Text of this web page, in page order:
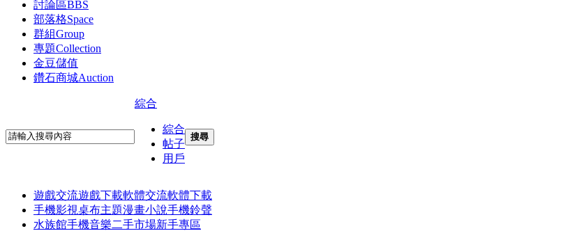
討論區BBS
部落格Space
群組Group
專題Collection
金豆儲值
鑽石商城Auction
綜合
綜合
帖子
用戶
搜尋
遊戲交流遊戲下載軟體交流軟體下載
手機影視桌布主題漫畫小說手機鈴聲
水族館手機音樂二手市場新手專區